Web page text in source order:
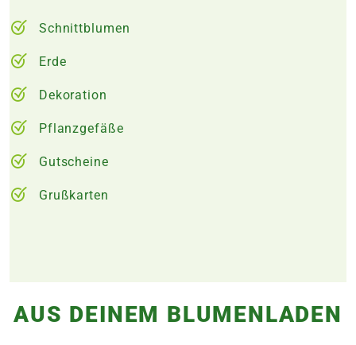
Schnittblumen
Erde
Dekoration
Pflanzgefäße
Gutscheine
Grußkarten
AUS DEINEM BLUMENLADEN